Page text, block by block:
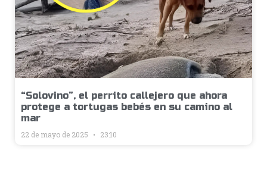
“Solovino”, el perrito callejero que ahora
protege a tortugas bebés en su camino al
mar
22 de mayo de 2025 23:10